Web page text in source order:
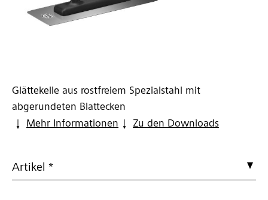
Glättekelle aus rostfreiem Spezialstahl mit
abgerundeten Blattecken
Mehr Informationen
Zu den Downloads
Artikel *